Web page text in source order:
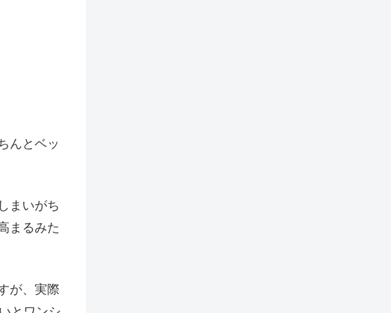
んとベッ
まいがち
まるみた
が、実際